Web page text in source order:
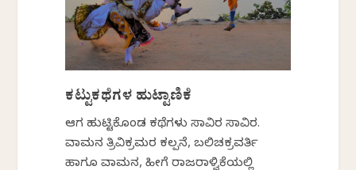
ಕಟ್ಟುಕಥೆಗಳ ಹುಟ್ಟಾಣಿಕೆ
ಆಗ ಹುಟ್ಟಿಕೊಂಡ ಕಥೆಗಳು ಸಾವಿರ ಸಾವಿರ.
ವಾಮನ ತ್ರಿವಿಕ್ರಮರ ಕಲ್ಪನೆ, ಬಲಿಚಕ್ರವರ್ತಿ
ಹಾಗೂ ವಾಮನ, ಹೀಗೆ ರಾಜರಾಳ್ವಿಕೆಯಲ್ಲಿ